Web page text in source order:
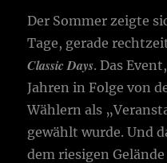
Der Sommer zeigte
Tage, gerade
Classic Days. Das
Jahren in Folge von
Wählern als
gewählt wurde. Und
dem riesigen